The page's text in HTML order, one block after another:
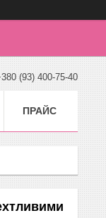
(93) 400-75-40
ПРАЙС